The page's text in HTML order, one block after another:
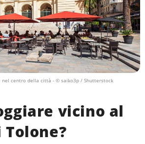
nel centro della città - © saiko3p / Shutterstock
vicino al